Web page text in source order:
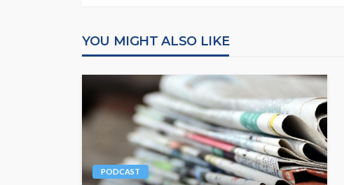
YOU MIGHT ALSO LIKE
PODCAST